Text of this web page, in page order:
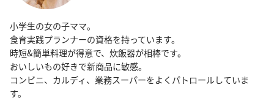
小学生の女の子ママ。
食育実践プランナーの資格を持っています。
時短&簡単料理が得意で、炊飯器が相棒です。
おいしいもの好きで新商品に敏感。
コンビニ、カルディ、業務スーパーをよくパトロールしていま
す。